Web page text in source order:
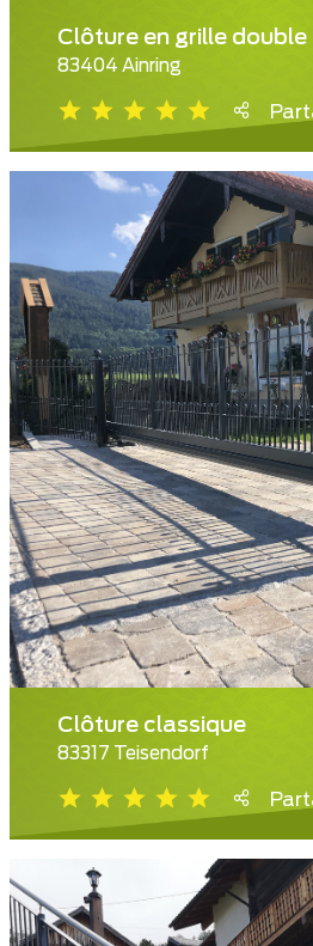
Clôture en grille
83404 Ainring
Clôture classique
83317 Teisendorf